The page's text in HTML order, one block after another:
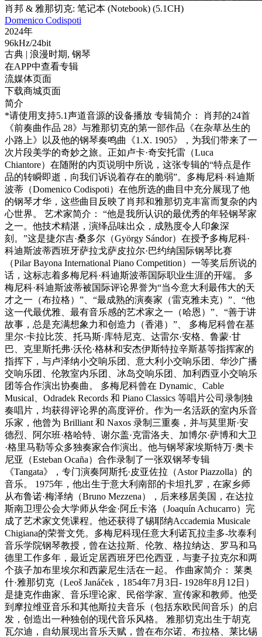
肖邦 & 雅那切克: 笔记本 (Notebook) (5.1CH)
Domenico Codispoti
2024年
96kHz/24bit
古典 | 浪漫时期, 钢琴
在APP中查看专辑
流媒体页面
下载商城页面
简介
*请使用支持5.1声道音源的设备播放 专辑简介： 肖邦的24首
《前奏曲作品 28》与雅那切克的第一部作品《在杂草丛生的
小路上》以及他的钢琴奏鸣曲《1.X. 1905》，为我们带来了一
次片段美学的奇妙之旅。正如卢卡·奇安托雷（Luca
Chiantore）在随附的内页说明中所说，这张专辑的“特点是作
品的转瞬即逝，向我们诉说着存在的脆弱”。多梅尼科·科迪斯
波蒂（Domenico Codispoti）在他所选的曲目中充分展现了他
的钢琴才华，这些曲目反映了肖邦和雅那切克丰富而复杂的内
心世界。 艺术家简介： “他是我所认识的最优秀的年轻钢琴家
之一。他技术精湛，演绎品味出众，成熟度令人印象深
刻。”这是捷尔吉·桑多尔（György Sándor）在授予多梅尼科·
科迪斯波蒂西班牙萨拉戈萨皮拉尔·巴约纳国际钢琴比赛
（Pilar Bayona International Piano Competition）一等奖后所说的
话，这标志着多梅尼科·科迪斯波蒂国际职业生涯的开端。 多
梅尼科·科迪斯波蒂被国际评论界誉为“当今意大利最伟大的天
才之一（布拉格）”、“最成熟的演奏家（雷克雅未克）”、“他
这一代最优雅、最有音乐感的艺术家之一（哈恩）”、“善于讲
故事，总是充满想象力和创造力（香港）”、 多梅尼科曾在基
里尔·卡拉比茨、托马斯·库特尼克、达雷尔·安格、鲁蒙·甘
巴、克里斯托弗·沃伦·格林和安杰伊斯特拉辛斯基等指挥家的
指挥下，与卢泽纳小交响乐团、意大利小交响乐团、华沙广播
交响乐团、伦敦室内乐团、冰岛交响乐团、加利西亚小交响乐
团等合作演出协奏曲。 多梅尼科曾在 Dynamic、Cable
Musical、Odradek Records 和 Piano Classics 等唱片公司录制独
奏唱片，均获得评论界的高度评价。作为一名活跃的室内乐音
乐家，他曾为 Brilliant 和 Naxos 录制三重奏，并与莫里斯·安
德烈、阿尔班·格哈特、谢尔盖·克雷洛夫、加博尔·萨博和大卫
·格里马勒等众多独奏家合作演出。他与钢琴家埃斯特万·奥卡
尼亚（Esteban Ocaña）合作录制了一张双钢琴专辑
《Tangata》，专门演奏阿斯托·皮亚佐拉（Astor Piazzolla）的
音乐。 1975年，他出生于意大利南部的卡坦扎罗，在家乡师
从布鲁诺·梅泽纳（Bruno Mezzena），后来移居美国，在达拉
斯南卫理公会大学师从华金·阿丘卡洛（Joaquín Achucarro）完
成了艺术家文凭课程。他还获得了锡耶纳Accademia Musicale
Chigiana的荣誉文凭。多梅尼科现任意大利诺瓦拉圭多-坎泰利
音乐学院钢琴教授，曾在达拉斯、伦敦、格拉纳达、罗马和马
德里工作多年，最近定居西班牙巴伦西亚，与妻子拉克尔和两
个孩子加布里埃尔和西蒙尼生活在一起。 作曲家简介： 莱奥
什·雅那切克（Leoš Janáček，1854年7月3日- 1928年8月12日）
是捷克作曲家、音乐理论家、民俗学家、宣传家和教师。他受
到摩拉维亚音乐和其他斯拉夫音乐（包括东欧民间音乐）的启
发，创造出一种独创的现代音乐风格。 雅那切克出生于胡克
瓦尔迪，自幼展现出音乐天赋，曾在布尔诺、布拉格、莱比锡